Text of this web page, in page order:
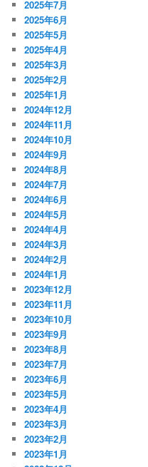
2025年7月
2025年6月
2025年5月
2025年4月
2025年3月
2025年2月
2025年1月
2024年12月
2024年11月
2024年10月
2024年9月
2024年8月
2024年7月
2024年6月
2024年5月
2024年4月
2024年3月
2024年2月
2024年1月
2023年12月
2023年11月
2023年10月
2023年9月
2023年8月
2023年7月
2023年6月
2023年5月
2023年4月
2023年3月
2023年2月
2023年1月